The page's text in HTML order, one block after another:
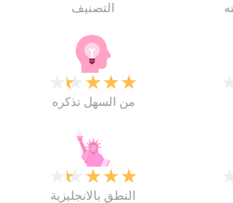
التصنيف
★
★
★
★
من السهل تذكره
★
★
★
★
النطق بالانجليزية